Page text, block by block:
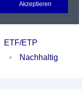
Login
ETF/ETP
Nachhaltig
Akzeptieren